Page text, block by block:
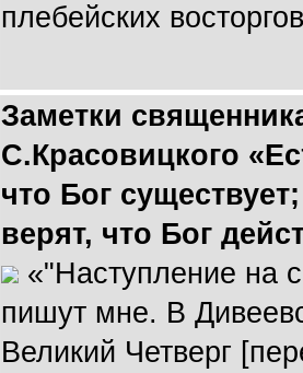
плебейских
Заметки
С.Красовицкого
что Бог
верят, что Бог
«"Наступление на
пишут мне. В
Великий Четверг